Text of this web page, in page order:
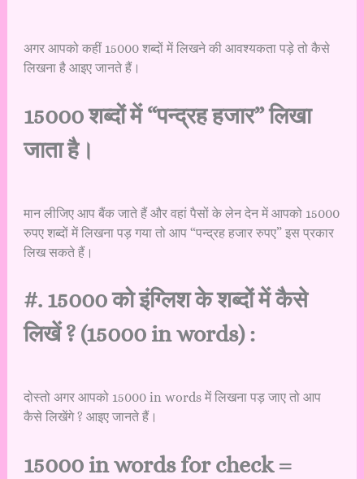
अगर आपको कहीं 15000 शब्दों में लिखने की आवश्यकता पड़े तो कैसे
लिखना है आइए जानते हैं।
15000 शब्दों में “पन्द्रह हजार” लिखा
जाता है।
मान लीजिए आप बैंक जाते हैं और वहां पैसों के लेन देन में आपको 15000
रुपए शब्दों में लिखना पड़ गया तो आप “पन्द्रह हजार रुपए” इस प्रकार
लिख सकते हैं।
#. 15000 को इंग्लिश के शब्दों में कैसे
लिखें ? (15000 in words) :
दोस्तो अगर आपको 15000 in words में लिखना पड़ जाए तो आप
कैसे लिखेंगे ? आइए जानते हैं।
15000 in words for check =